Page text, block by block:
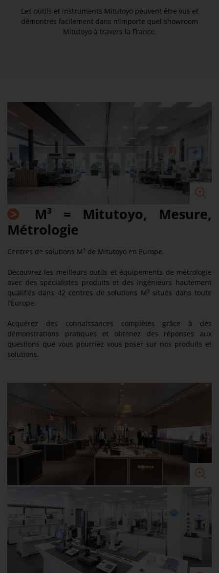
Les outils et instruments Mitutoyo peuvent être vus et
démontrés facilement dans n'importe quel showroom
Mitutoyo à travers la France.
>
M³ = Mitutoyo, Mesure,
Métrologie
Centres de solutions M³ de Mitutoyo en Europe.
Découvrez les meilleurs outils et équipements de métrologie
avec des spécialistes produits et des ingénieurs hautement
qualifiés dans 42 centres de solutions M³ situés dans toute
l'Europe.
Acquérez des connaissances complètes grâce à des
démonstrations pratiques et obtenez des réponses aux
questions que vous pourriez vous poser sur nos produits et
solutions.